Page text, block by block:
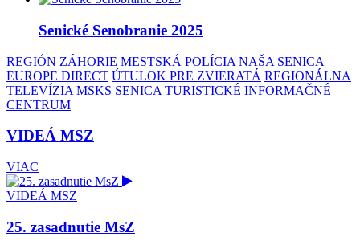
Senické Senobranie 2025
REGIÓN ZÁHORIE MESTSKÁ POLÍCIA NAŠA SENICA
EUROPE DIRECT ÚTULOK PRE ZVIERATÁ REGIONÁLNA
TELEVÍZIA MSKS SENICA TURISTICKÉ INFORMAČNÉ
CENTRUM
VIDEÁ MSZ
VIAC
VIDEÁ MSZ
25. zasadnutie MsZ